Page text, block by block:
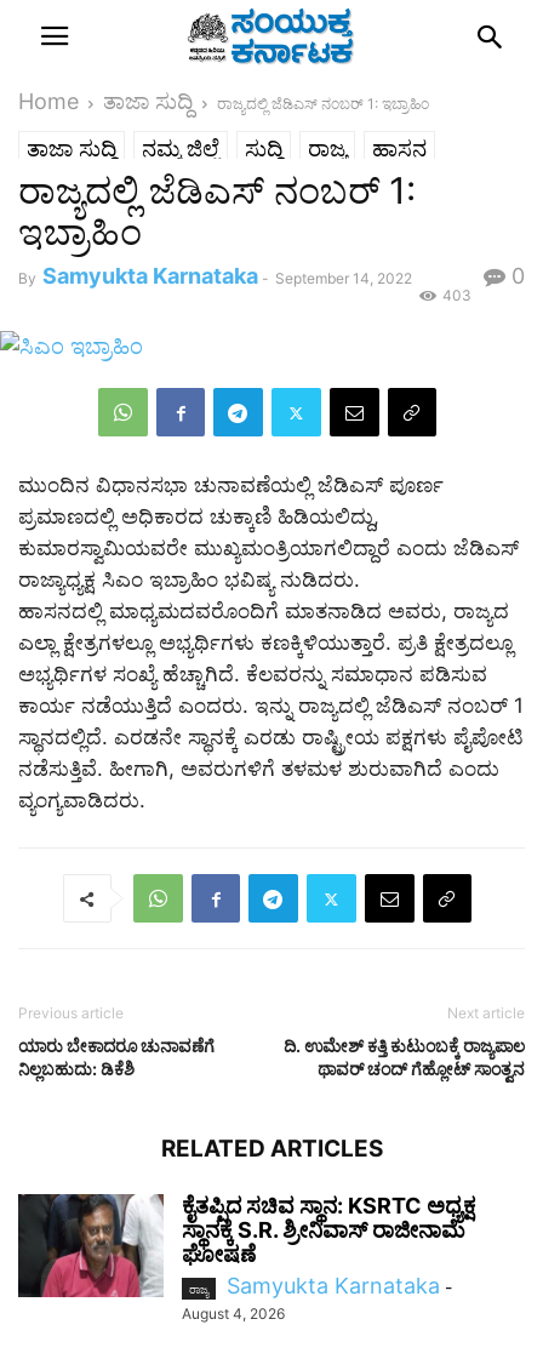
Home ತಾಜಾ ಸುದ್ದಿ ರಾಜ್ಯದಲ್ಲಿ ಜೆಡಿಎಸ್ ನಂಬರ್ 1: ಇಬ್ರಾಹಿಂ
ತಾಜಾ ಸುದ್ದಿ ನಮ್ಮ ಜಿಲ್ಲೆ ಸುದ್ದಿ ರಾಜ್ಯ ಹಾಸನ
ರಾಜ್ಯದಲ್ಲಿ ಜೆಡಿಎಸ್ ನಂಬರ್ 1:
ಇಬ್ರಾಹಿಂ
By Samyukta Karnataka - September 14, 2022 0
403
ಮುಂದಿನ ವಿಧಾನಸಭಾ ಚುನಾವಣೆಯಲ್ಲಿ ಜೆಡಿಎಸ್ ಪೂರ್ಣ
ಪ್ರಮಾಣದಲ್ಲಿ ಅಧಿಕಾರದ ಚುಕ್ಕಾಣಿ ಹಿಡಿಯಲಿದ್ದು,
ಕುಮಾರಸ್ವಾಮಿಯವರೇ ಮುಖ್ಯಮಂತ್ರಿಯಾಗಲಿದ್ದಾರೆ ಎಂದು ಜೆಡಿಎಸ್
ರಾಜ್ಯಾಧ್ಯಕ್ಷ ಸಿಎಂ ಇಬ್ರಾಹಿಂ ಭವಿಷ್ಯ ನುಡಿದರು.
ಹಾಸನದಲ್ಲಿ ಮಾಧ್ಯಮದವರೊಂದಿಗೆ ಮಾತನಾಡಿದ ಅವರು, ರಾಜ್ಯದ
ಎಲ್ಲಾ ಕ್ಷೇತ್ರಗಳಲ್ಲೂ ಅಭ್ಯರ್ಥಿಗಳು ಕಣಕ್ಕಿಳಿಯುತ್ತಾರೆ. ಪ್ರತಿ ಕ್ಷೇತ್ರದಲ್ಲೂ
ಅಭ್ಯರ್ಥಿಗಳ ಸಂಖ್ಯೆ ಹೆಚ್ಚಾಗಿದೆ. ಕೆಲವರನ್ನು ಸಮಾಧಾನ ಪಡಿಸುವ
ಕಾರ್ಯ ನಡೆಯುತ್ತಿದೆ ಎಂದರು. ಇನ್ನು ರಾಜ್ಯದಲ್ಲಿ ಜೆಡಿಎಸ್ ನಂಬರ್ 1
ಸ್ಥಾನದಲ್ಲಿದೆ. ಎರಡನೇ ಸ್ಥಾನಕ್ಕೆ ಎರಡು ರಾಷ್ಟ್ರೀಯ ಪಕ್ಷಗಳು ಪೈಪೋಟಿ
ನಡೆಸುತ್ತಿವೆ. ಹೀಗಾಗಿ, ಅವರುಗಳಿಗೆ ತಳಮಳ ಶುರುವಾಗಿದೆ ಎಂದು
ವ್ಯಂಗ್ಯವಾಡಿದರು.
Previous article
ಯಾರು ಬೇಕಾದರೂ ಚುನಾವಣೆಗೆ
ನಿಲ್ಲಬಹುದು: ಡಿಕೆಶಿ
Next article
ದಿ. ಉಮೇಶ್ ಕತ್ತಿ ಕುಟುಂಬಕ್ಕೆ ರಾಜ್ಯಪಾಲ
ಥಾವರ್ ಚಂದ್ ಗೆಹ್ಲೋಟ್ ಸಾಂತ್ವನ
RELATED ARTICLES
ಕೈತಪ್ಪಿದ ಸಚಿವ ಸ್ಥಾನ: KSRTC ಅಧ್ಯಕ್ಷ
ಸ್ಥಾನಕ್ಕೆ S.R. ಶ್ರೀನಿವಾಸ್ ರಾಜೀನಾಮೆ
ಘೋಷಣೆ
ರಾಜ್ಯ Samyukta Karnataka -
August 4, 2026